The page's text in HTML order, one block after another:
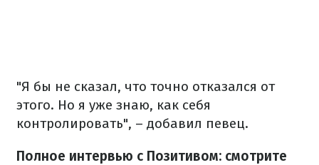
"Я бы не сказал, что точно отказался от
этого. Но я уже знаю, как себя
контролировать", – добавил певец.
Полное интервью с Позитивом: смотрите